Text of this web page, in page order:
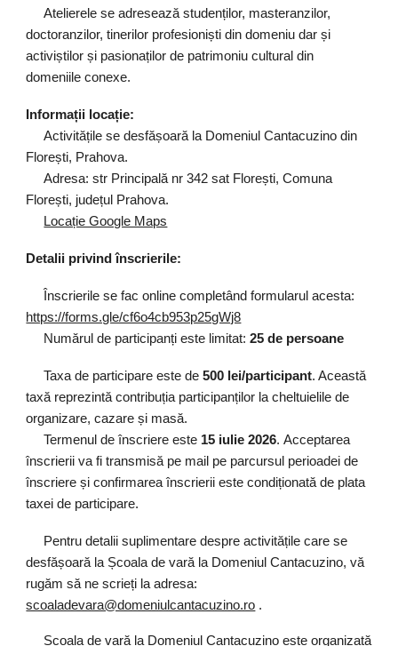
Atelierele se adresează studenților, masteranzilor,
doctoranzilor, tinerilor profesioniști din domeniu dar și
activiștilor și pasionaților de patrimoniu cultural din
domeniile conexe.
Informații locație:
Activitățile se desfășoară la Domeniul Cantacuzino din
Florești, Prahova.
Adresa: str Principală nr 342 sat Florești, Comuna
Florești, județul Prahova.
Locație Google Maps
Detalii privind înscrierile:
Înscrierile se fac online completând formularulacesta:
https://forms.gle/cf6o4cb953p25gWj8
Numărul de participanți este limitat:25 de persoane
Taxa de participare este de500 lei/participant. Această
taxă reprezintă contribuția participanților la cheltuielile de
organizare, cazare și masă.
Termenul de înscriere este 15 iulie 2026.Acceptarea
înscrierii va fi transmisă pe mail pe parcursul perioadei de
înscriere și confirmarea înscrierii este condiționată de plata
taxei de participare.
Pentru detalii suplimentare despre activitățile care se
desfășoară la Școala de vară la Domeniul Cantacuzino, vă
rugăm să ne scrieți la adresa:
scoaladevara@domeniulcantacuzino.ro .
Școala de vară la Domeniul Cantacuzino este organizată